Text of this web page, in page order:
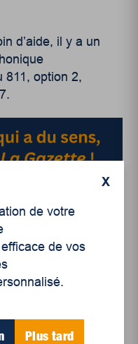
d’aide, il y a un
811, option 2,
X
de votre
de vos
Plus tard